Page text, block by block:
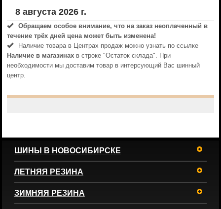
8 августа 2026 г.
Обращаем особое внимание, что на заказ неоплаченный в
течениe трёх дней цена может быть изменена!
Наличие товара в Центрах продаж можно узнать по ссылке
Наличие в магазинахв строке "Остаток склада". При
необходимости мы доставим товар в интерсующий Вас шинный
центр.
ШИНЫ В НОВОСИБИРСКЕ
ЛЕТНЯЯ РЕЗИНА
ЗИМНЯЯ РЕЗИНА